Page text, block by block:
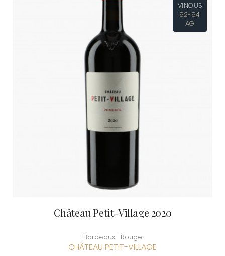
VINOUS
92-94
AG
Château Petit-Village 2020
Bordeaux | Rouge
CHÂTEAU PETIT-VILLAGE